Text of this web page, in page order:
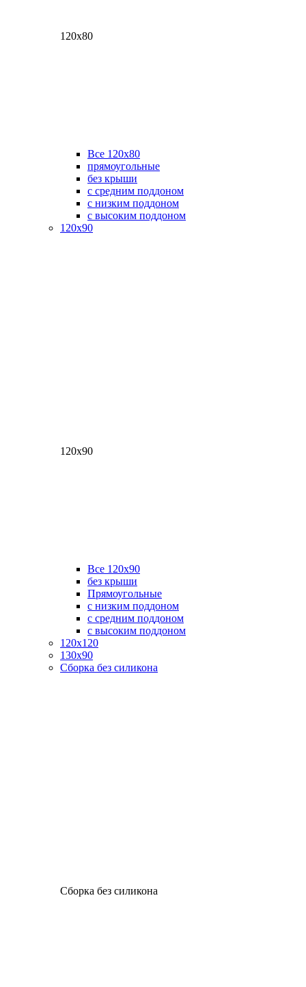
120х80
Все 120х80
прямоугольные
без крыши
с средним поддоном
с низким поддоном
с высоким поддоном
120х90
120х90
Все 120х90
без крыши
Прямоугольные
с низким поддоном
с средним поддоном
с высоким поддоном
120х120
130х90
Сборка без силикона
Сборка без силикона